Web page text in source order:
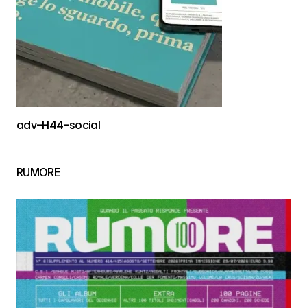
adv-H44-social
RUMORE